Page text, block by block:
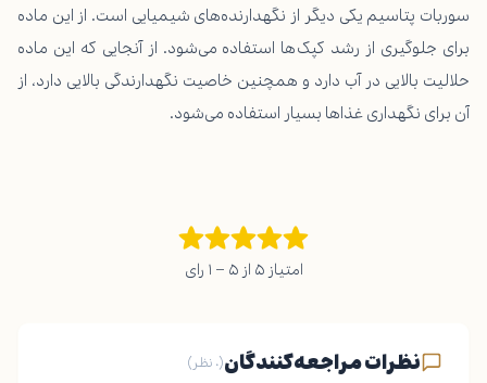
سوربات پتاسیم یکی دیگر از نگهدارنده‌های شیمیایی است. از این ماده
برای جلوگیری از رشد کپک‌ها استفاده می‌شود. از آنجایی که این ماده
حلالیت بالایی در آب دارد و همچنین خاصیت نگهدارندگی بالایی دارد، از
آن برای نگهداری غذاها بسیار استفاده می‌شود.
امتیاز ۵ از ۵ – ۱ رای
نظرات مراجعه‌کنندگان(۰ نظر)